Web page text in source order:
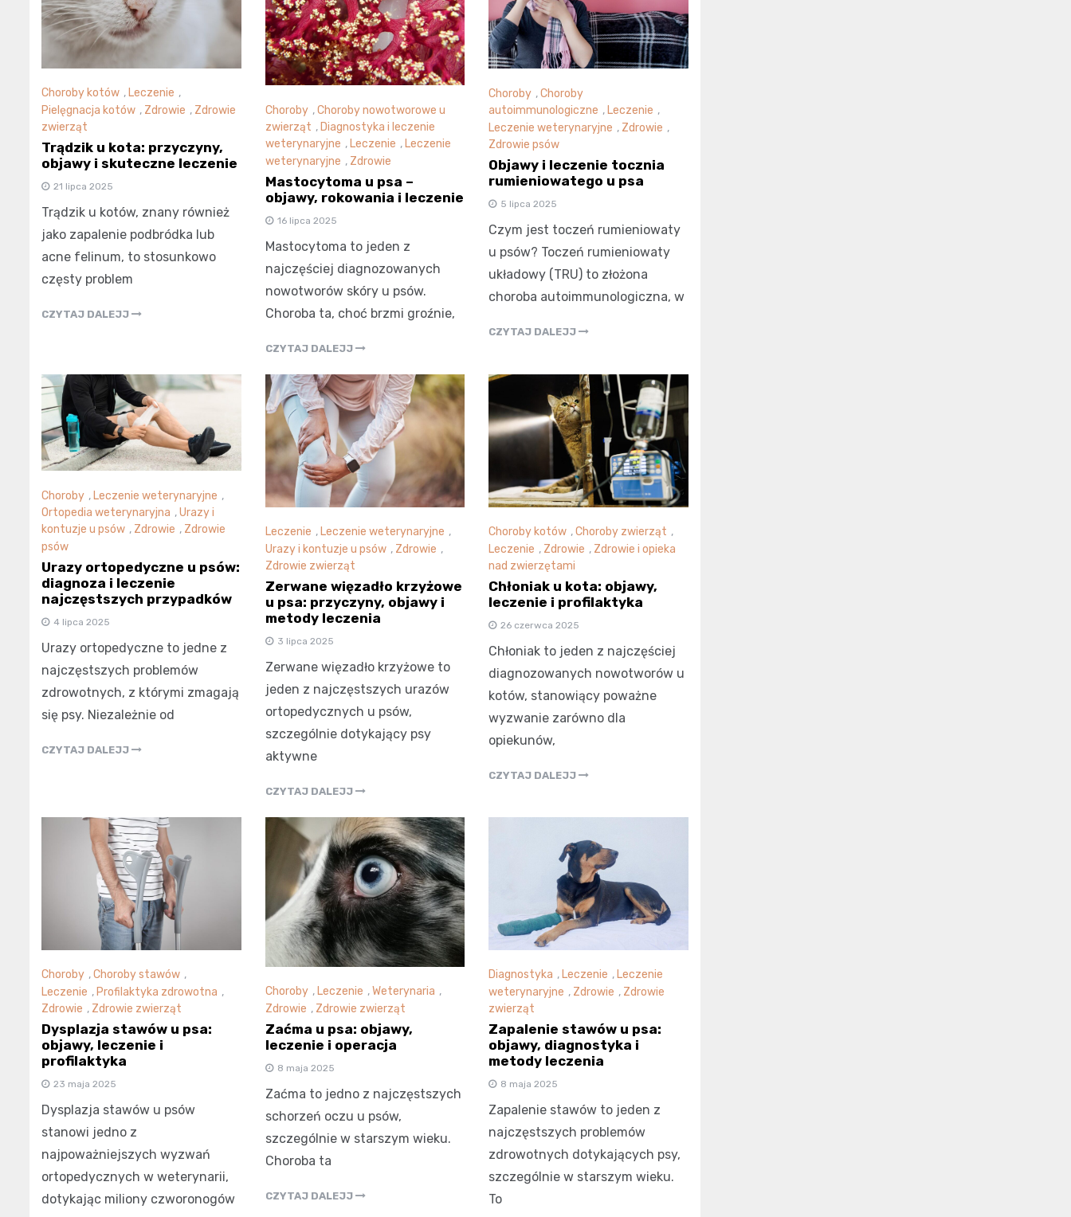
Choroby kotów , Leczenie ,
Pielęgnacja kotów , Zdrowie , Zdrowie
zwierząt
Trądzik u kota: przyczyny,
objawy i skuteczne leczenie
21 lipca 2025
Trądzik u kotów, znany również
jako zapalenie podbródka lub
acne felinum, to stosunkowo
częsty problem
CZYTAJ DALEJJ
Choroby ,Choroby nowotworowe u
zwierząt , Diagnostyka i leczenie
weterynaryjne ,Leczenie ,Leczenie
weterynaryjne , Zdrowie
Mastocytoma u psa –
objawy, rokowania i leczenie
16 lipca 2025
Mastocytoma to jeden z
najczęściej diagnozowanych
nowotworów skóry u psów.
Choroba ta, choć brzmi groźnie,
CZYTAJ DALEJJ
Choroby ,Choroby
autoimmunologiczne , Leczenie ,
Leczenie weterynaryjne , Zdrowie ,
Zdrowie psów
Objawy i leczenie tocznia
rumieniowatego u psa
5 lipca 2025
Czym jest toczeń rumieniowaty
u psów? Toczeń rumieniowaty
układowy (TRU) to złożona
choroba autoimmunologiczna, w
CZYTAJ DALEJJ
Choroby , Leczenie weterynaryjne ,
Ortopedia weterynaryjna ,Urazy i
kontuzje u psów , Zdrowie , Zdrowie
psów
Urazy ortopedyczne u psów:
diagnoza i leczenie
najczęstszych przypadków
4 lipca 2025
Urazy ortopedyczne to jedne z
najczęstszych problemów
zdrowotnych, z którymi zmagają
się psy. Niezależnie od
CZYTAJ DALEJJ
Leczenie , Leczenie weterynaryjne ,
Urazy i kontuzje u psów , Zdrowie ,
Zdrowie zwierząt
Zerwane więzadło krzyżowe
u psa: przyczyny, objawy i
metody leczenia
3 lipca 2025
Zerwane więzadło krzyżowe to
jeden z najczęstszych urazów
ortopedycznych u psów,
szczególnie dotykający psy
aktywne
CZYTAJ DALEJJ
Choroby kotów ,Choroby zwierząt ,
Leczenie , Zdrowie , Zdrowie i opieka
nad zwierzętami
Chłoniak u kota: objawy,
leczenie i profilaktyka
26 czerwca 2025
Chłoniak to jeden z najczęściej
diagnozowanych nowotworów u
kotów, stanowiący poważne
wyzwanie zarówno dla
opiekunów,
CZYTAJ DALEJJ
Choroby ,Choroby stawów ,
Leczenie , Profilaktyka zdrowotna ,
Zdrowie , Zdrowie zwierząt
Dysplazja stawów u psa:
objawy, leczenie i
profilaktyka
23 maja 2025
Dysplazja stawów u psów
stanowi jedno z
najpoważniejszych wyzwań
ortopedycznych w weterynarii,
dotykając miliony czworonogów
Choroby , Leczenie ,Weterynaria ,
Zdrowie , Zdrowie zwierząt
Zaćma u psa: objawy,
leczenie i operacja
8 maja 2025
Zaćma to jedno z najczęstszych
schorzeń oczu u psów,
szczególnie w starszym wieku.
Choroba ta
CZYTAJ DALEJJ
Diagnostyka , Leczenie , Leczenie
weterynaryjne , Zdrowie , Zdrowie
zwierząt
Zapalenie stawów u psa:
objawy, diagnostyka i
metody leczenia
8 maja 2025
Zapalenie stawów to jeden z
najczęstszych problemów
zdrowotnych dotykających psy,
szczególnie w starszym wieku.
To